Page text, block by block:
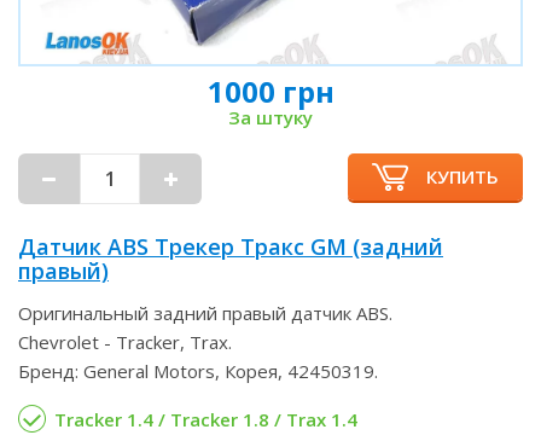
1000 грн
За штуку
КУПИТЬ
Датчик ABS Трекер Тракс GM (задний
правый)
Оригинальный задний правый датчик ABS.
Chevrolet - Tracker, Trax.
Бренд: General Motors, Корея, 42450319.
Tracker 1.4 / Tracker 1.8 / Trax 1.4